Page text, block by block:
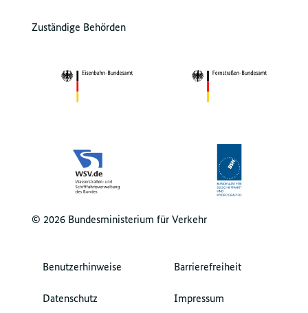
Zuständige Behörden
© 2026 Bundesministerium für Verkehr
Benutzerhinweise Barrierefreiheit
Datenschutz Impressum